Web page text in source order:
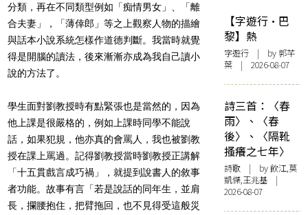
分類，再在不同類型例如「痴情男女」、「離
合夫妻」，「薄倖郎」等之上觀察人物的描繪
與話本小說系統怎樣作道德判斷。我當時就覺
得是開腦的讀法，後來漸漸亦成為我自己讀小
說的方法了。
學生面對劉教授時有點緊張也是當然的，因為
他上課是很嚴格的，例如上課時同學不能說
話，如果犯規，他亦真的會罵人，我也被劉教
授在課上罵過。記得劉教授當時劉教授正講解
「十五貫戲言成巧禍」，就提到說書人的敘事
者功能。故事有言「若是說話的同年生，並肩
長，攔腰抱住，把臂拖回，也不見得受這般災
【字遊行·巴
黎】熱
字遊行 | by 郭芊
葉 | 2026-08-07
詩三首：〈春
雨〉、〈春
後〉、〈隔靴
搔癢之七年〉
詩歌 | by 飲江,莫
凱傑,王兆基 |
2026-08-07